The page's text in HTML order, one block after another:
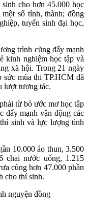
cho hơn 45.000 học
số tỉnh, thành; đồng
tuyển sinh đại học,
trình cũng đẩy mạnh
kinh nghiệm học tập và
xã hội. Trong 21 ngày
sức mùa thi TP.HCM đã
lượt tương tác.
từ bỏ ước mơ học tập
đẩy mạnh vận động các
sinh và lực lượng tình
10.000 áo thun, 3.500
chai nước uống, 1.215
cùng hơn 47.000 phần
cho thí sinh.